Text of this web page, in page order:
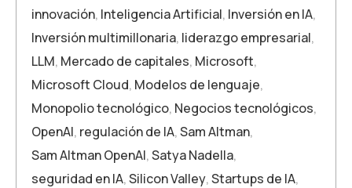
innovación, Inteligencia Artificial, Inversión en IA,
Inversión multimillonaria, liderazgo empresarial,
LLM, Mercado de capitales, Microsoft,
Microsoft Cloud, Modelos de lenguaje,
Monopolio tecnológico, Negocios tecnológicos,
OpenAI, regulación de IA,Sam Altman,
Sam Altman OpenAI,Satya Nadella,
seguridad en IA,Silicon Valley,Startups de IA,